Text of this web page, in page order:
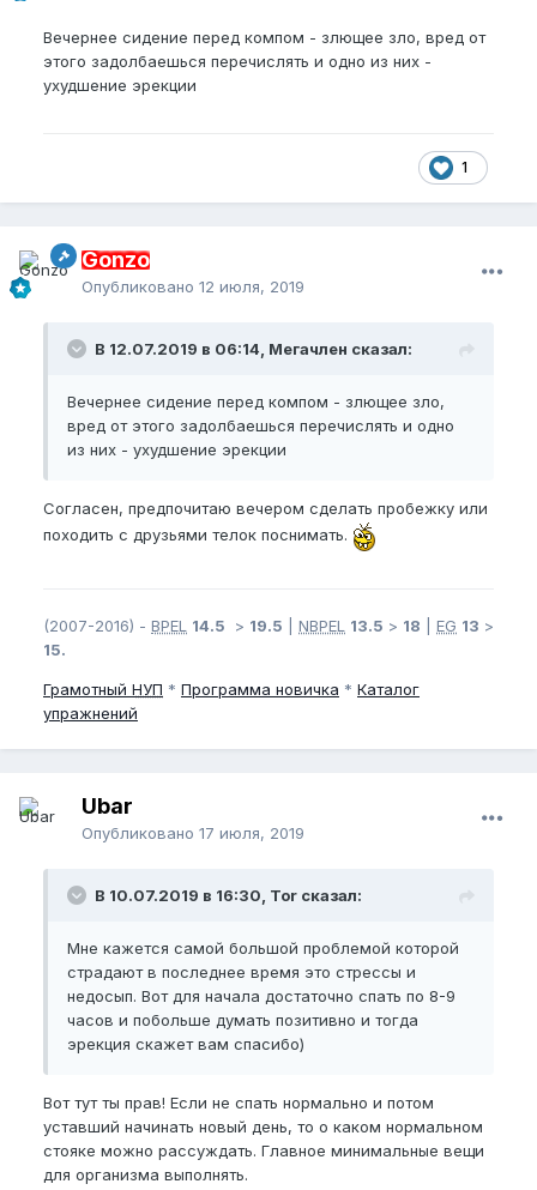
Вечернее сидение перед компом - злющее зло, вред от
этого задолбаешься перечислять и одно из них -
ухудшение эрекции
1
Gonzo
Опубликовано 12 июля, 2019
В 12.07.2019 в 06:14, Мегачлен сказал:
Вечернее сидение перед компом - злющее зло,
вред от этого задолбаешься перечислять и одно
из них - ухудшение эрекции
Согласен, предпочитаю вечером сделать пробежку или
походить с друзьями телок поснимать.
(2007-2016) - BPEL 14.5 > 19.5 NBPEL 13.5 > 18 EG 13 >
15.
Грамотный НУП * Программа новичка * Каталог
упражнений
Ubar
Опубликовано 17 июля, 2019
В 10.07.2019 в 16:30, Tor сказал:
Мне кажется самой большой проблемой которой
страдают в последнее время это стрессы и
недосып. Вот для начала достаточно спать по 8-9
часов и побольше думать позитивно и тогда
эрекция скажет вам спасибо)
Вот тут ты прав! Если не спать нормально и потом
уставший начинать новый день, то о каком нормальном
стояке можно рассуждать. Главное минимальные вещи
для организма выполнять.